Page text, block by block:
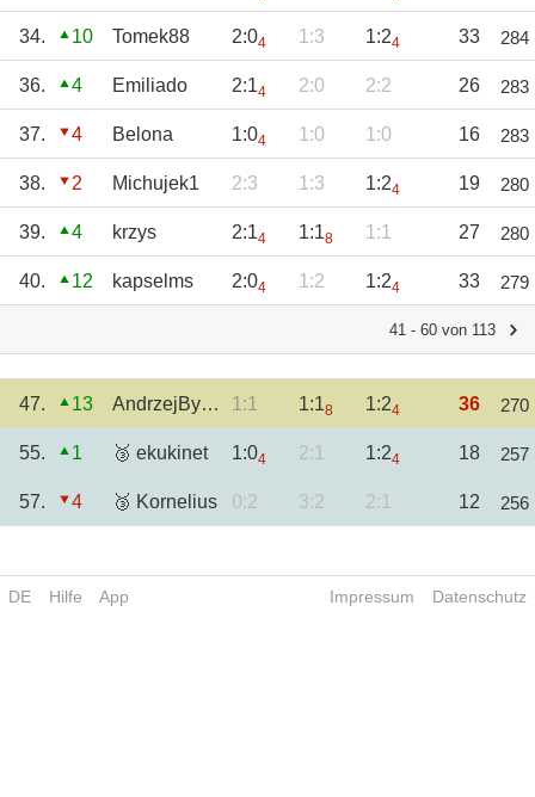
34. 10 Tomek88 2:04 1:3 1:24 33 284
36. 4 Emiliado 2:14 2:0 2:2 26 283
37. 4 Belona 1:04 1:0 1:0 16 283
38. 2 Michujek1 2:3 1:3 1:24 19 280
39. 4 krzys 2:14 1:18 1:1 27 280
40. 12 kapselms 2:04 1:2 1:24 33 279
41 - 60 von 113
47. 13 AndrzejBystrzyc 1:1 1:18 1:24 36 270
55. 1 🥉 ekukinet 1:04 2:1 1:24 18 257
57. 4 🥉 Kornelius 0:2 3:2 2:1 12 256
DE Hilfe App Impressum Datenschutz